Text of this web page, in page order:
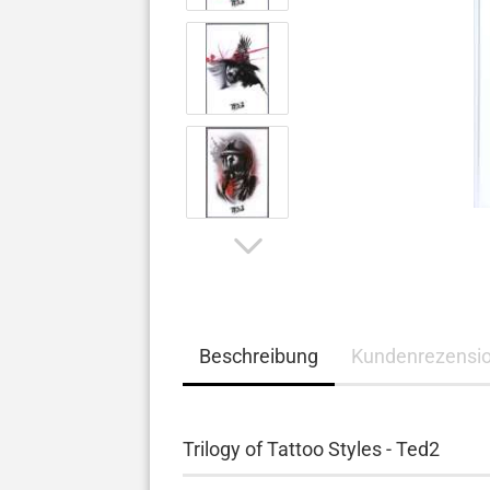
Beschreibung
Trilogy of Tattoo Styles - Ted2